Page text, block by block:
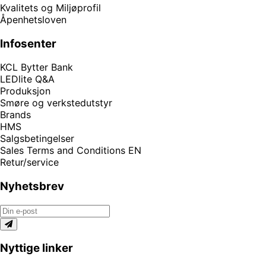
Kvalitets og Miljøprofil
Åpenhetsloven
Infosenter
KCL Bytter Bank
LEDlite Q&A
Produksjon
Smøre og verkstedutstyr
Brands
HMS
Salgsbetingelser
Sales Terms and Conditions EN
Retur/service
Nyhetsbrev
Nyttige linker